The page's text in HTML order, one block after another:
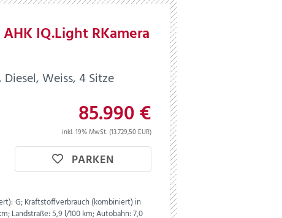
IQ.Light RKamera
Weiss, 4 Sitze
85.990 €
inkl. 19% MwSt. (13.729,50 EUR)
PARKEN
G;Kraftstoffverbrauch (kombiniert) in
Landstraße:5,9 l/100 km;Autobahn:7,0